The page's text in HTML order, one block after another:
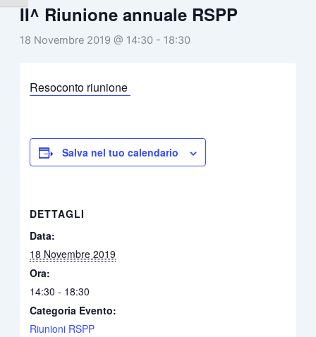
II^ Riunione annuale RSPP
18 Novembre 2019 @ 14:30 - 18:30
Resoconto riunione
Salva nel tuo calendario
DETTAGLI
Data:
18 Novembre 2019
Ora:
14:30 - 18:30
Categoria Evento:
Riunioni RSPP